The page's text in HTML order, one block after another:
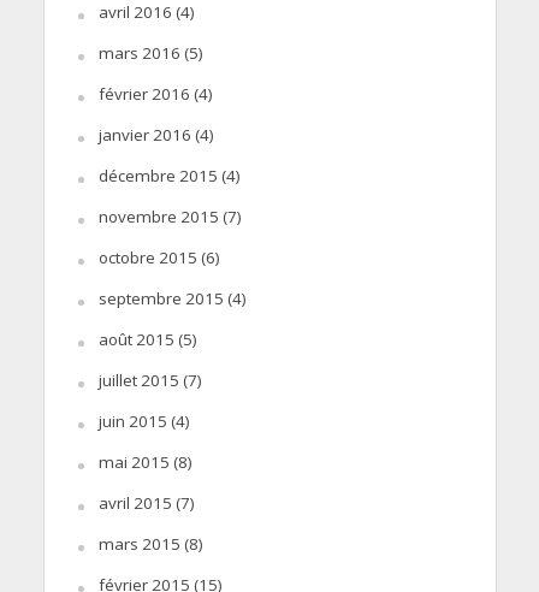
avril 2016 (4)
mars 2016 (5)
février 2016 (4)
janvier 2016 (4)
décembre 2015 (4)
novembre 2015 (7)
octobre 2015 (6)
septembre 2015 (4)
août 2015 (5)
juillet 2015 (7)
juin 2015 (4)
mai 2015 (8)
avril 2015 (7)
mars 2015 (8)
février 2015 (15)